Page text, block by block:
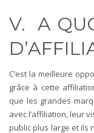
V. A
C’est la meilleure
grâce à cette
que les grandes
avec l’affiliation, leur
public plus large et ils